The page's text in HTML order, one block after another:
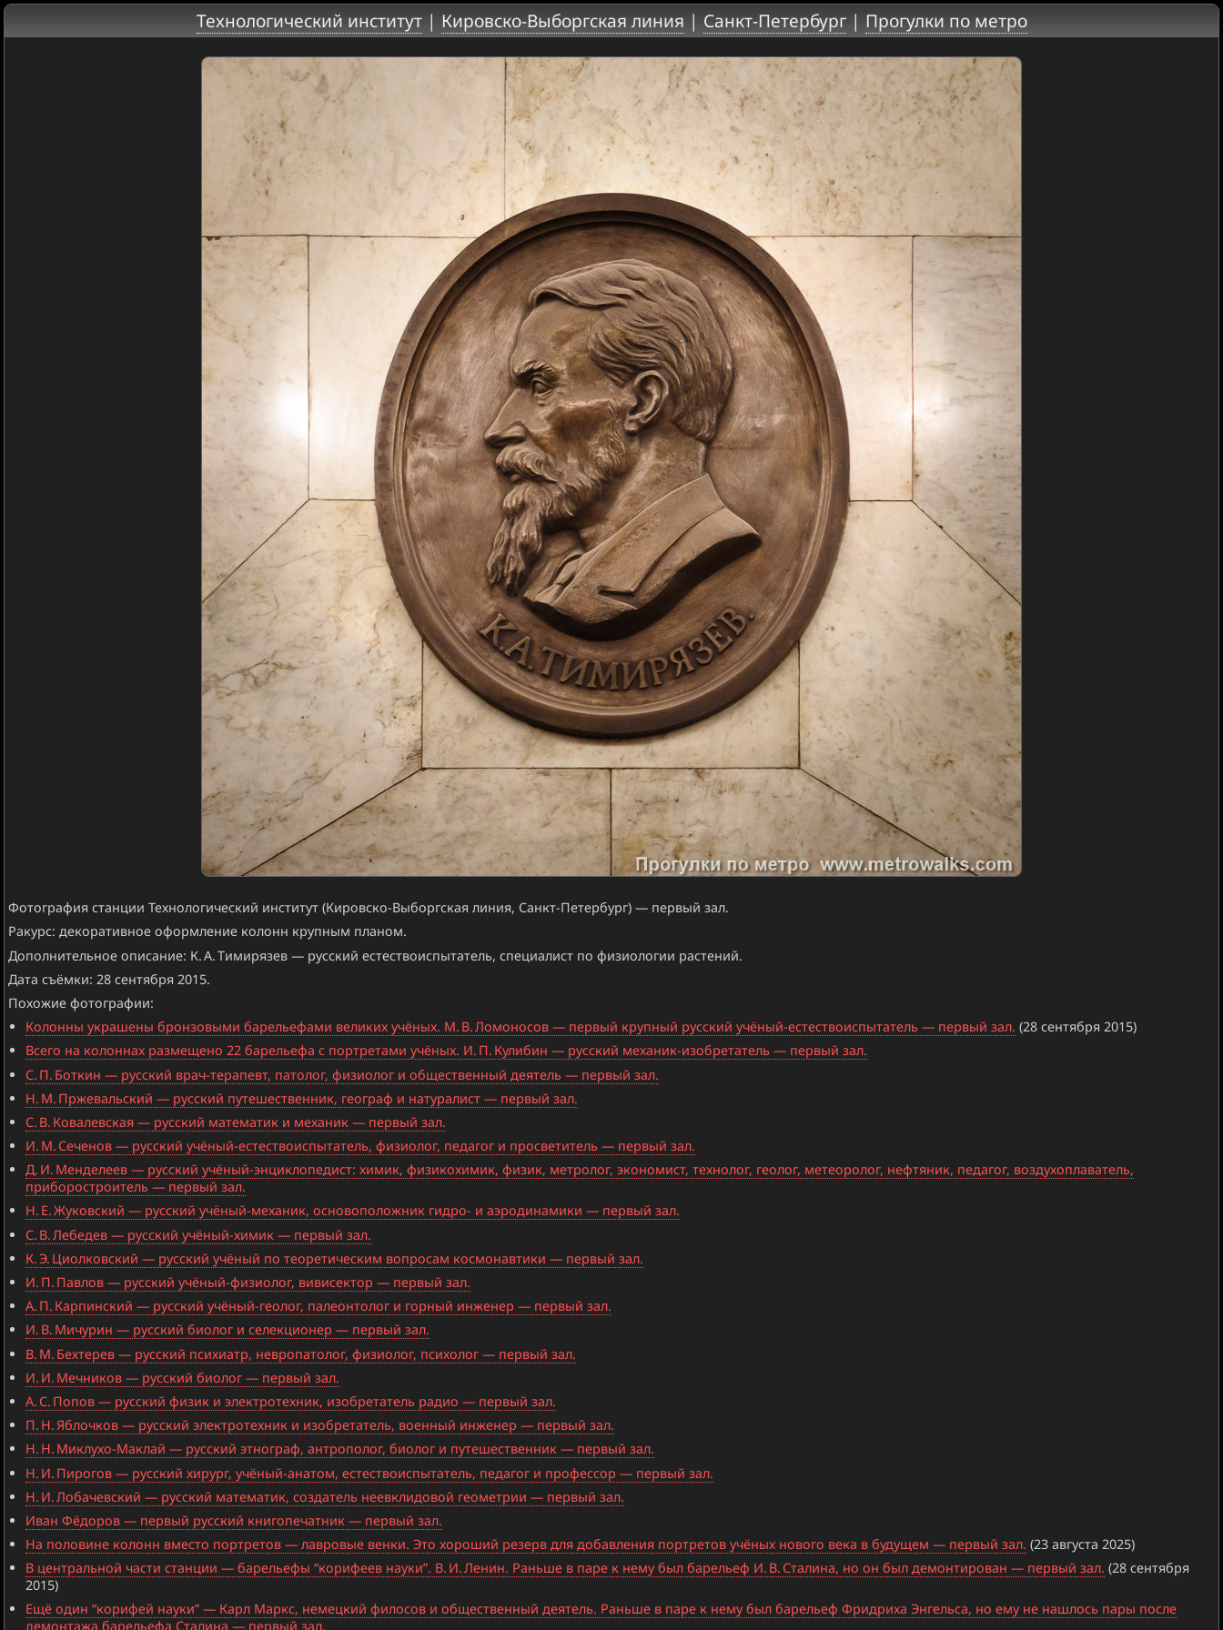
Технологический институт| Кировско-Выборгская линия | Санкт-Петербург| Прогулки по метро
Фотография станции Технологический институт (Кировско-Выборгская линия, Санкт-Петербург) — первый зал.
Ракурс: декоративное оформление колонн крупным планом.
Дополнительное описание: К. А. Тимирязев — русский естествоиспытатель, специалист по физиологии растений.
Дата съёмки: 28 сентября 2015.
Похожие фотографии:
Колонны украшены бронзовыми барельефами великих учёных. М. В. Ломоносов — первый крупный русский учёный-естествоиспытатель — первый зал. (28 сентября 2015)
Всего на колоннах размещено 22 барельефа с портретами учёных. И. П. Кулибин — русский механик-изобретатель — первый зал.
С. П. Боткин — русский врач-терапевт, патолог, физиолог и общественный деятель — первый зал.
Н. М. Пржевальский — русский путешественник, географ и натуралист — первый зал.
С. В. Ковалевская — русский математик и механик — первый зал.
И. М. Сеченов — русский учёный-естествоиспытатель, физиолог, педагог и просветитель — первый зал.
Д. И. Менделеев — русский учёный-энциклопедист: химик, физикохимик, физик, метролог, экономист, технолог, геолог, метеоролог, нефтяник, педагог, воздухоплаватель,
приборостроитель — первый зал.
Н. Е. Жуковский — русский учёный-механик, основоположник гидро- и аэродинамики — первый зал.
С. В. Лебедев — русский учёный-химик — первый зал.
К. Э. Циолковский — русский учёный по теоретическим вопросам космонавтики — первый зал.
И. П. Павлов — русский учёный-физиолог, вивисектор — первый зал.
А. П. Карпинский — русский учёный-геолог, палеонтолог и горный инженер — первый зал.
И. В. Мичурин — русский биолог и селекционер — первый зал.
В. М. Бехтерев — русский психиатр, невропатолог, физиолог, психолог — первый зал.
И. И. Мечников — русский биолог — первый зал.
А. С. Попов — русский физик и электротехник, изобретатель радио — первый зал.
П. Н. Яблочков — русский электротехник и изобретатель, военный инженер — первый зал.
Н. Н. Миклухо-Маклай — русский этнограф, антрополог, биолог и путешественник — первый зал.
Н. И. Пирогов — русский хирург, учёный-анатом, естествоиспытатель, педагог и профессор — первый зал.
Н. И. Лобачевский — русский математик, создатель неевклидовой геометрии — первый зал.
Иван Фёдоров — первый русский книгопечатник — первый зал.
На половине колонн вместо портретов — лавровые венки. Это хороший резерв для добавления портретов учёных нового века в будущем — первый зал. (23 августа 2025)
В центральной части станции — барельефы “корифеев науки”. В. И. Ленин. Раньше в паре к нему был барельеф И. В. Сталина, но он был демонтирован — первый зал. (28 сентября
2015)
Ещё один “корифей науки” — Карл Маркс, немецкий филосов и общественный деятель. Раньше в паре к нему был барельеф Фридриха Энгельса, но ему не нашлось пары после
демонтажа барельефа Сталина — первый зал.